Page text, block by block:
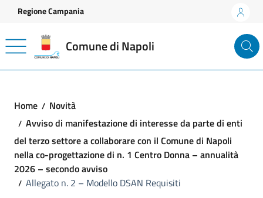
Vai ai contenuti
Vai al footer
Regione Campania
Comune di Napoli
Home
Novità
Avviso di manifestazione di interesse da parte di enti
del terzo settore a collaborare con il Comune di Napoli
nella co-progettazione di n. 1 Centro Donna – annualità
2026 – secondo avviso
Allegato n. 2 – Modello DSAN Requisiti